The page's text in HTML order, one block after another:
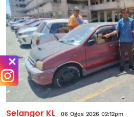
Selangor KL 06 Ogos 2026 02:12pm